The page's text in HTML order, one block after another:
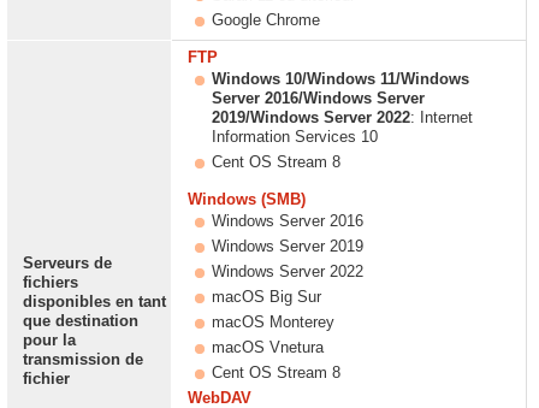
Google Chrome
Serveurs de
fichiers
disponibles en tant
que destination
pour la
transmission de
fichier
FTP
Windows 10/Windows 11/Windows
Server 2016/Windows Server
2019/Windows Server 2022: Internet
Information Services 10
Cent OS Stream 8
Windows (SMB)
Windows Server 2016
Windows Server 2019
Windows Server 2022
macOS Big Sur
macOS Monterey
macOS Vnetura
Cent OS Stream 8
WebDAV